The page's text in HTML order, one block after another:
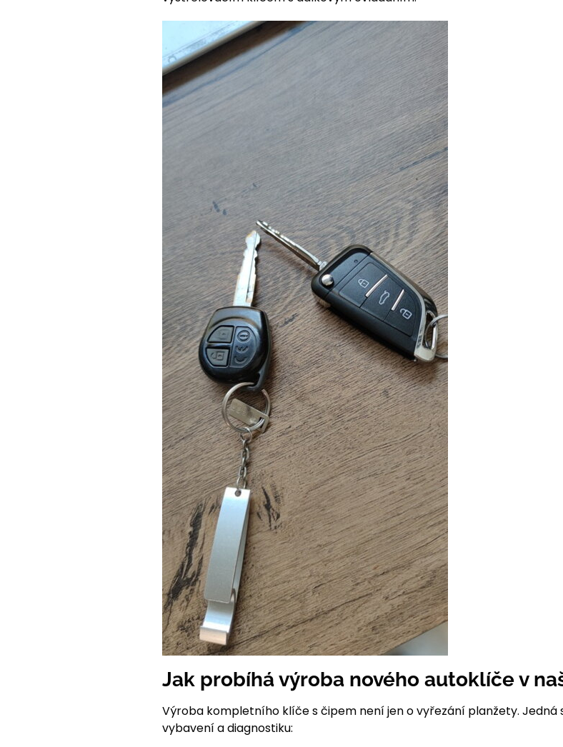
Jak probíhá výroba nového autoklíče v
Výroba kompletního klíče s čipem není jen o vyřezání planžety.
vybavení a diagnostiku: